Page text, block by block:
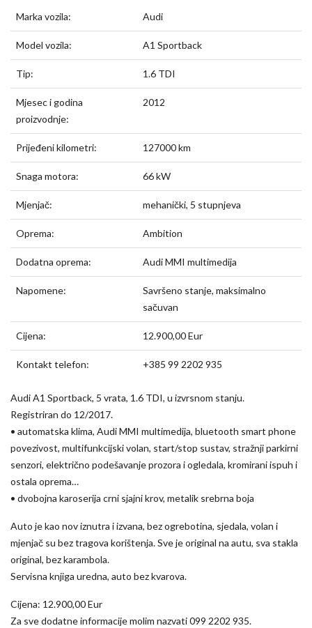
Marka vozila: Audi
Model vozila: A1 Sportback
Tip: 1.6 TDI
Mjesec i godina
proizvodnje:
2012
Prijeđeni kilometri: 127000 km
Snaga motora: 66 kW
Mjenjač: mehanički, 5 stupnjeva
Oprema: Ambition
Dodatna oprema: Audi MMI multimedija
Napomene:
Savršeno stanje, maksimalno
sačuvan
Cijena: 12.900,00 Eur
Kontakt telefon: +385 99 2202 935
Audi A1 Sportback, 5 vrata, 1.6 TDI, u izvrsnom stanju.
Registriran do 12/2017.
• automatska klima, Audi MMI multimedija, bluetooth smart phone
povezivost, multifunkcijski volan, start/stop sustav, stražnji parkirni
senzori, električno podešavanje prozora i ogledala, kromirani ispuh i
ostala oprema…
• dvobojna karoserija crni sjajni krov, metalik srebrna boja
Auto je kao nov iznutra i izvana, bez ogrebotina, sjedala, volan i
mjenjač su bez tragova korištenja. Sve je original na autu, sva stakla
original, bez karambola.
Servisna knjiga uredna, auto bez kvarova.
Cijena: 12.900,00 Eur
Za sve dodatne informacije molim nazvati 099 2202 935.